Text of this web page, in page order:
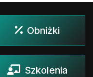
Obniżki
Szkolenia